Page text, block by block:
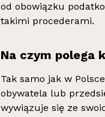
od obowiązku
takimi procederami.
Na czym polega
Tak samo jak w
obywatela lub
wywiązuje się ze